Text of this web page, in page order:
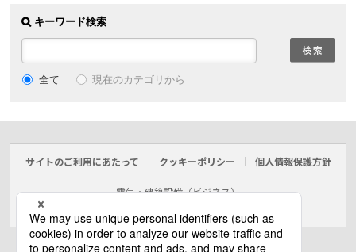
キーワード検索
全て 現在のカテゴリから
サイトのご利用にあたって クッキーポリシー 個人情報保護方針
電気・建築設備（ビジネス）